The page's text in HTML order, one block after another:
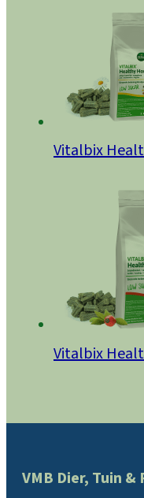
Vitalbix
Vitalbix
VMB Dier, Tuin